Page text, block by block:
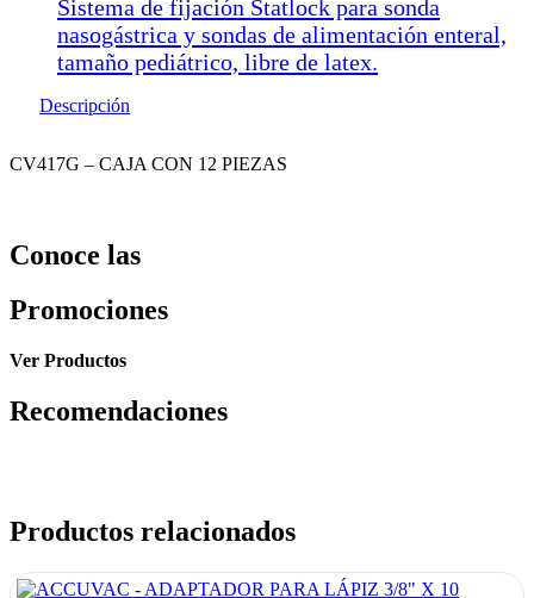
Sistema de fijación Statlock para sonda
nasogástrica y sondas de alimentación enteral,
tamaño pediátrico, libre de latex.
Descripción
CV417G – CAJA CON 12 PIEZAS
Conoce las
Promociones
Ver Productos
Recomendaciones
Productos relacionados